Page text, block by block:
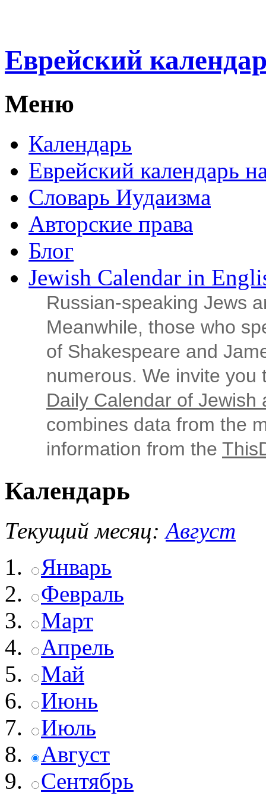
Еврейский
Меню
Календарь
Еврейский календарь
Словарь Иудаизма
Авторские права
Блог
Jewish Calendar in
Russian‑speaking Jews
Meanwhile, those who
of Shakespeare and
numerous. We invite
Daily Calendar of Jewish
combines data from the
information from the
Календарь
Текущий месяц: Август
Январь
Февраль
Март
Апрель
Май
Июнь
Июль
Август
Сентябрь